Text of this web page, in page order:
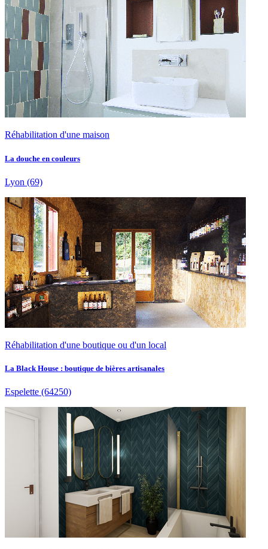
Réhabilitation d'une maison
La douche en couleurs
Lyon (69)
Réhabilitation d'une boutique ou d'un local
La Black House : boutique de bières artisanales
Espelette (64250)